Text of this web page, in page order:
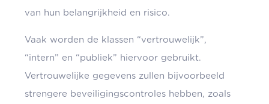
van hun belangrijkheid en risico.
Vaak worden de klassen “vertrouwelijk”,
“intern” en “publiek” hiervoor gebruikt.
Vertrouwelijke gegevens zullen bijvoorbeeld
strengere beveiligingscontroles hebben, zoals